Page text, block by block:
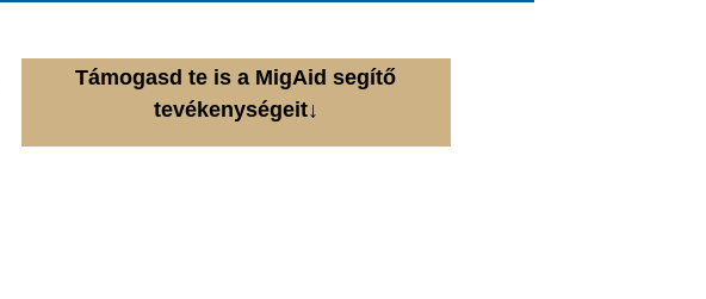
Támogasd te is a MigAid segítő
tevékenységeit↓